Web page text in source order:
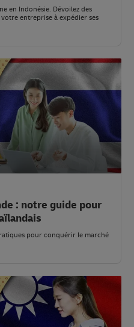
en Indonésie. Dévoilez des
entreprise à expédier ses
: notre guide pour
pour conquérir le marché